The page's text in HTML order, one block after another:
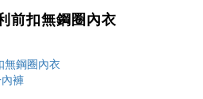
扣無鋼圈內衣